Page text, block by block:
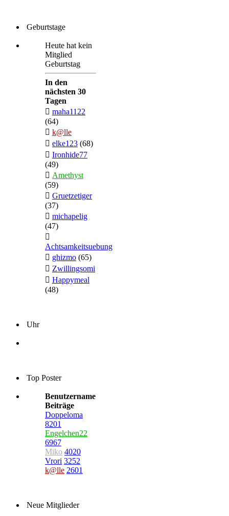
Geburtstage
Heute hat kein
Mitglied
Geburtstag
In den
nächsten 30
Tagen
maha1122
(64)
k@lle
elke123 (68)
Ironhide77
(49)
Amethyst
(59)
Gruetzetiger
(37)
michapelig
(47)
Achtsamkeitsuebung
ghizmo (65)
Zwillingsomi
Happymeal
(48)
Uhr
Top Poster
Benutzername
Beiträge
Doppeloma
8201
Engelchen22
6967
Miko 4020
Vrori 3252
k@lle 2601
Neue Mitglieder